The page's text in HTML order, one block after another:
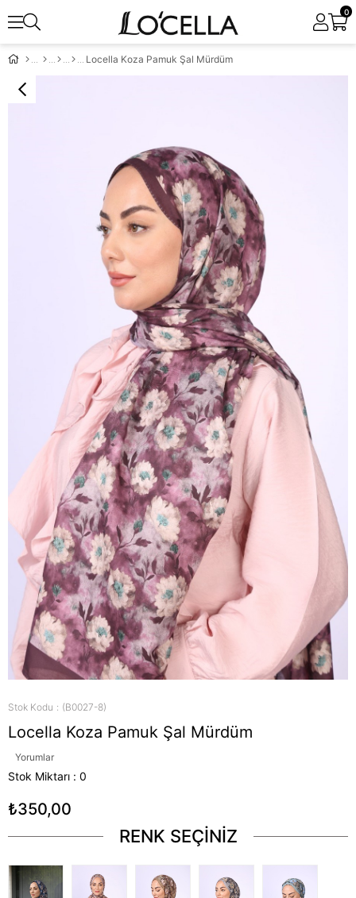
0
Locella Koza Pamuk Şal Mürdüm
Stok Kodu (B0027-8)
Locella Koza Pamuk Şal Mürdüm
Yorumlar
Stok Miktarı : 0
₺350,00
RENK SEÇİNİZ